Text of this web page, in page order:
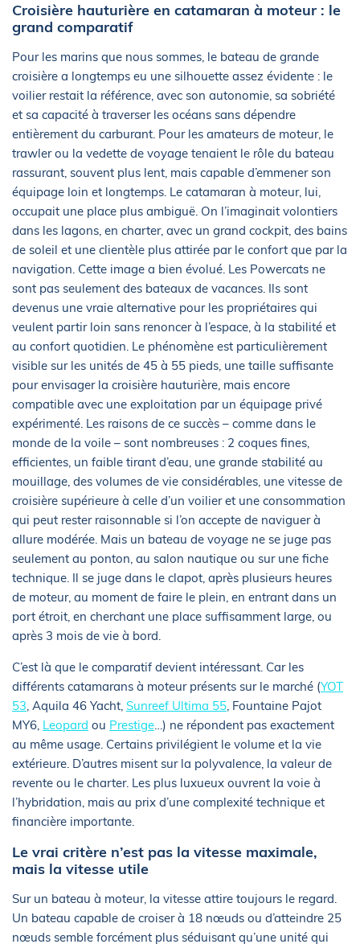
Croisière hauturière en catamaran à moteur : le
grand comparatif
Pour les marins que nous sommes, le bateau de grande
croisière a longtemps eu une silhouette assez évidente : le
voilier restait la référence, avec son autonomie, sa sobriété
et sa capacité à traverser les océans sans dépendre
entièrement du carburant. Pour les amateurs de moteur, le
trawler ou la vedette de voyage tenaient le rôle du bateau
rassurant, souvent plus lent, mais capable d’emmener son
équipage loin et longtemps. Le catamaran à moteur, lui,
occupait une place plus ambiguë. On l’imaginait volontiers
dans les lagons, en charter, avec un grand cockpit, des bains
de soleil et une clientèle plus attirée par le confort que par la
navigation. Cette image a bien évolué. Les Powercats ne
sont pas seulement des bateaux de vacances. Ils sont
devenus une vraie alternative pour les propriétaires qui
veulent partir loin sans renoncer à l’espace, à la stabilité et
au confort quotidien. Le phénomène est particulièrement
visible sur les unités de 45 à 55 pieds, une taille suffisante
pour envisager la croisière hauturière, mais encore
compatible avec une exploitation par un équipage privé
expérimenté. Les raisons de ce succès – comme dans le
monde de la voile – sont nombreuses : 2 coques fines,
efficientes, un faible tirant d’eau, une grande stabilité au
mouillage, des volumes de vie considérables, une vitesse de
croisière supérieure à celle d’un voilier et une consommation
qui peut rester raisonnable si l’on accepte de naviguer à
allure modérée. Mais un bateau de voyage ne se juge pas
seulement au ponton, au salon nautique ou sur une fiche
technique. Il se juge dans le clapot, après plusieurs heures
de moteur, au moment de faire le plein, en entrant dans un
port étroit, en cherchant une place suffisamment large, ou
après 3 mois de vie à bord.
C’est là que le comparatif devient intéressant. Car les
différents catamarans à moteur présents sur le marché (YOT
53, Aquila 46 Yacht, Sunreef Ultima 55, Fountaine Pajot
MY6, Leopard ou Prestige…) ne répondent pas exactement
au même usage. Certains privilégient le volume et la vie
extérieure. D’autres misent sur la polyvalence, la valeur de
revente ou le charter. Les plus luxueux ouvrent la voie à
l’hybridation, mais au prix d’une complexité technique et
financière importante.
Le vrai critère n’est pas la vitesse maximale,
mais la vitesse utile
Sur un bateau à moteur, la vitesse attire toujours le regard.
Un bateau capable de croiser à 18 nœuds ou d’atteindre 25
nœuds semble forcément plus séduisant qu’une unité qui